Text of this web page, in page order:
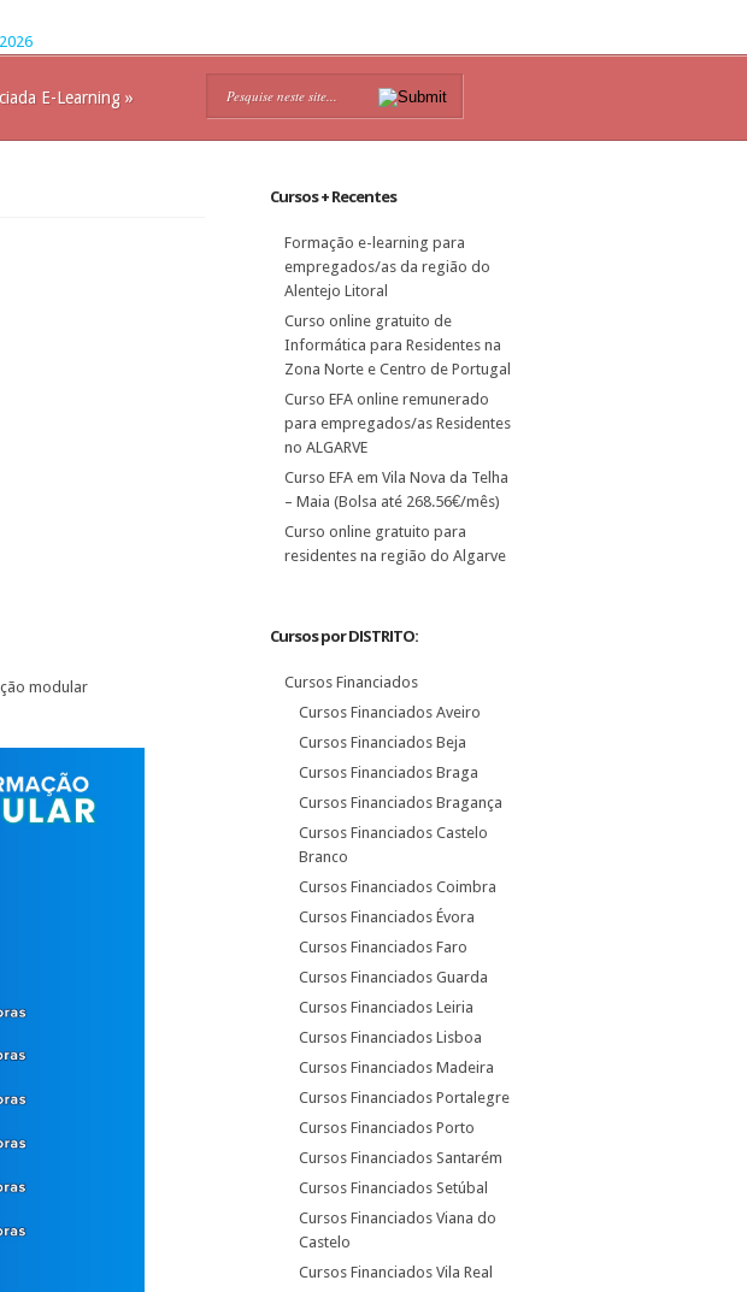
E-Learning »
modular
Cursos + Recentes
Formação e-learning para
empregados/as da região do
Alentejo Litoral
Curso online gratuito de
Informática para Residentes na
Zona Norte e Centro de Portugal
Curso EFA online remunerado
para empregados/as Residentes
no ALGARVE
Curso EFA em Vila Nova da Telha
– Maia (Bolsa até 268.56€/mês)
Curso online gratuito para
residentes na região do Algarve
Cursos por DISTRITO:
Cursos Financiados
Cursos Financiados Aveiro
Cursos Financiados Beja
Cursos Financiados Braga
Cursos Financiados Bragança
Cursos Financiados Castelo
Branco
Cursos Financiados Coimbra
Cursos Financiados Évora
Cursos Financiados Faro
Cursos Financiados Guarda
Cursos Financiados Leiria
Cursos Financiados Lisboa
Cursos Financiados Madeira
Cursos Financiados Portalegre
Cursos Financiados Porto
Cursos Financiados Santarém
Cursos Financiados Setúbal
Cursos Financiados Viana do
Castelo
Cursos Financiados Vila Real